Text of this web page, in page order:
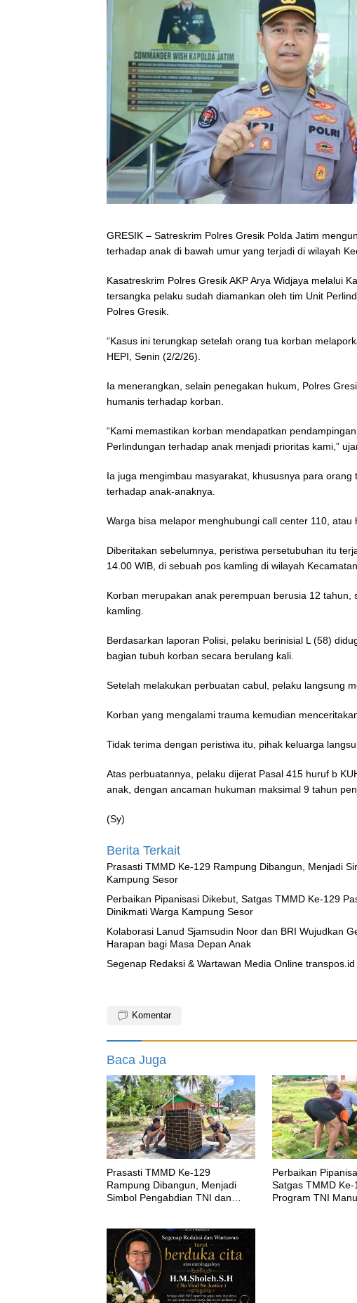
GRESIK – Satreskrim Polres Gresik Polda Jatim
terhadap anak di bawah umur yang terjadi di wilayah
Kasatreskrim Polres Gresik AKP Arya Widjaya melalui
tersangka pelaku sudah diamankan oleh tim Unit
Polres Gresik.
“Kasus ini terungkap setelah orang tua korban
HEPI, Senin (2/2/26).
Ia menerangkan, selain penegakan hukum, Polres
humanis terhadap korban.
“Kami memastikan korban mendapatkan
Perlindungan terhadap anak menjadi prioritas kami,”
Ia juga mengimbau masyarakat, khususnya para
terhadap anak-anaknya.
Warga bisa melapor menghubungi call center 110,
Diberitakan sebelumnya, peristiwa persetubuhan itu
14.00 WIB, di sebuah pos kamling di wilayah
Korban merupakan anak perempuan berusia 12
kamling.
Berdasarkan laporan Polisi, pelaku berinisial L (58)
bagian tubuh korban secara berulang kali.
Setelah melakukan perbuatan cabul, pelaku langsung
Korban yang mengalami trauma kemudian
Tidak terima dengan peristiwa itu, pihak keluarga
Atas perbuatannya, pelaku dijerat Pasal 415 huruf b
anak, dengan ancaman hukuman maksimal 9 tahun
(Sy)
Berita Terkait
Prasasti TMMD Ke-129 Rampung Dibangun, Menjadi
Kampung Sesor
Perbaikan Pipanisasi Dikebut, Satgas TMMD Ke-129
Dinikmati Warga Kampung Sesor
Kolaborasi Lanud Sjamsudin Noor dan BRI Wujudkan
Harapan bagi Masa Depan Anak
Segenap Redaksi & Wartawan Media Online
Komentar
Baca Juga
Prasasti TMMD Ke-129
Rampung Dibangun, Menjadi
Simbol Pengabdian TNI dan
Perbaikan
Satgas TMMD Ke-
Program TNI